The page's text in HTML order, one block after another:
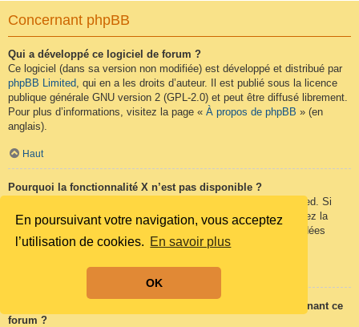
En poursuivant votre navigation, vous acceptez
l’utilisation de cookies. En savoir plus
OK
Concernant phpBB
Qui a développé ce logiciel de forum ?
Ce logiciel (dans sa version non modifiée) est développé et distribué par
phpBB Limited, qui en a les droits d’auteur. Il est publié sous la licence
publique générale GNU version 2 (GPL-2.0) et peut être diffusé librement.
Pour plus d’informations, visitez la page « À propos de phpBB » (en
anglais).
Haut
Pourquoi la fonctionnalité X n’est pas disponible ?
Ce logiciel a été développé et mis sous licence par phpBB Limited. Si
vous pensez qu’une fonctionnalité nécessite d’être ajoutée, visitez la
phpBB Ideas
(en anglais) où vous pouvez voter pour des idées
proposées ou en suggérer de nouvelles.
Qui contacter pour les abus ou les questions légales concernant ce
forum ?